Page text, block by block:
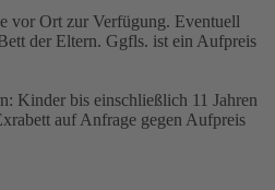
vor Ort zur Verfügung. Eventuell
der Eltern. Ggfls. ist ein Aufpreis
Kinder bis einschließlich 11 Jahren
auf Anfrage gegen Aufpreis